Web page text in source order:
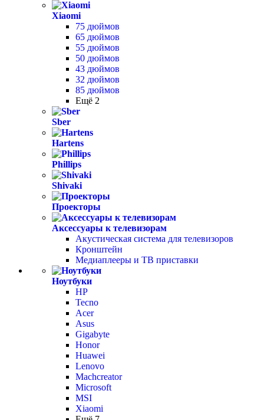
Xiaomi
75 дюймов
65 дюймов
55 дюймов
50 дюймов
43 дюймов
32 дюймов
85 дюймов
Ещё 2
Sber
Hartens
Phillips
Shivaki
Проекторы
Аксессуары к телевизорам
Акустическая система для телевизоров
Кронштейн
Медиаплееры и ТВ приставки
Ноутбуки
HP
Tecno
Acer
Asus
Gigabyte
Honor
Huawei
Lenovo
Machcreator
Microsoft
MSI
Xiaomi